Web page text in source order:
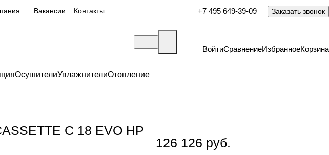
Вакансии Контакты +7 495 649-39-09 Заказать звонок
ВойтиСравнениеИзбранноеКорзина
ОсушителиУвлажнителиОтопление
C 18 EVO HP
126 126 руб.